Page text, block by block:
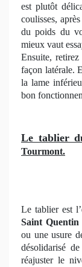
est plutôt
coulisses,
du poids du
mieux vaut
Ensuite,
façon latérale.
la lame
bon
Le tablier
Tourmont.
Le tablier est
Saint
ou une usure
désolidarisé
réajuster le